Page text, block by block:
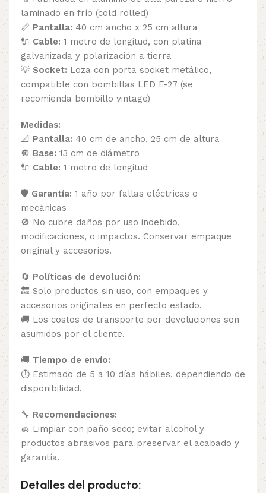
laminado en frío (cold rolled)
📏 Pantalla: 40 cm ancho x 25 cm altura
🔌 Cable: 1 metro de longitud, con platina
galvanizada y polarización a tierra
💡 Socket: Loza con porta socket metálico,
compatible con bombillas LED E-27 (se
recomienda bombillo vintage)
Medidas:
📐 Pantalla: 40 cm de ancho, 25 cm de altura
🔘 Base: 13 cm de diámetro
🔌 Cable: 1 metro de longitud
🛡️ Garantía: 1 año por fallas eléctricas o
mecánicas
🚫 No cubre daños por uso indebido,
modificaciones, o impactos. Conservar empaque
original y accesorios.
🔄 Políticas de devolución:
🔙 Solo productos sin uso, con empaques y
accesorios originales en perfecto estado.
🚚 Los costos de transporte por devoluciones son
asumidos por el cliente.
🚚 Tiempo de envío:
⏱️ Estimado de 5 a 10 días hábiles, dependiendo de
disponibilidad.
🔧 Recomendaciones:
🧽 Limpiar con paño seco; evitar alcohol y
productos abrasivos para preservar el acabado y
garantía.
Detalles del producto: